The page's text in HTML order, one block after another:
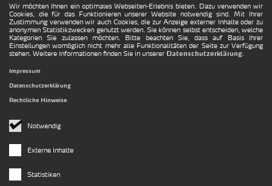
Wir möchten Ihnen ein optimales Webseiten-Erlebnis bieten. Dazu verwenden wir
Cookies, die für das Funktionieren unserer Website notwendig sind. Mit Ihrer
Zustimmung verwenden wir auch Cookies, die zur Anzeige externer Inhalte oder zu
anonymen Statistikzwecken genutzt werden. Sie können selbst entscheiden, welche
Kategorien Sie zulassen möchten. Bitte beachten Sie, dass auf Basis Ihrer
Einstellungen womöglich nicht mehr alle Funktionalitäten der Seite zur Verfügung
stehen. Weitere Informationen finden Sie in unserer Datenschutzerklärung.
Notwendig
Externe Inhalte
Statistiken
Impressum
Datenschutzerklärung
Rechtliche Hinweise